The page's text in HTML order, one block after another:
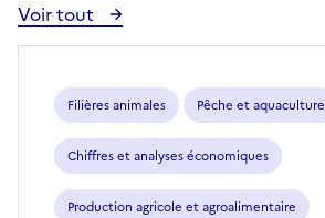
Voir tout
Voir
toutes
publications
Filières animales Pêche et aquaculture
Chiffres et analyses économiques
Production agricole et agroalimentaire